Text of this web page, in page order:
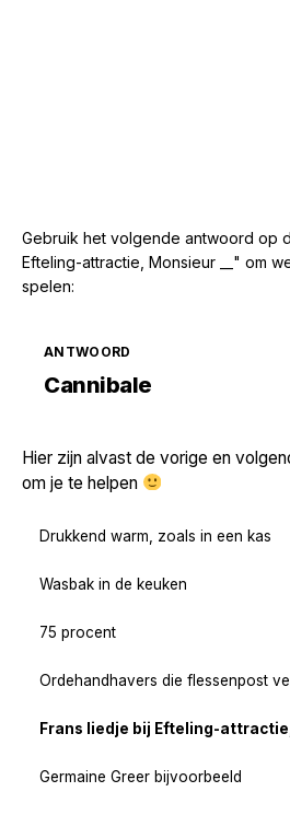
Gebruik het volgende antwoord op
Efteling-attractie, Monsieur __" om
spelen:
ANTWOORD
Cannibale
Hier zijn alvast de vorige en
om je te helpen
Drukkend warm, zoals in een kas
Wasbak in de keuken
75 procent
Ordehandhavers die flessenpost
Frans liedje bij Efteling-attractie,
Germaine Greer bijvoorbeeld